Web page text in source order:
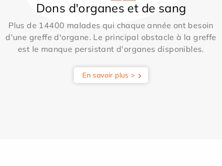
Dons d'organes et de sang
Plus de 14400 malades qui chaque année ont besoin
d'une greffe d'organe. Le principal obstacle à la greffe
est le manque persistant d'organes disponibles.
En savoir plus >